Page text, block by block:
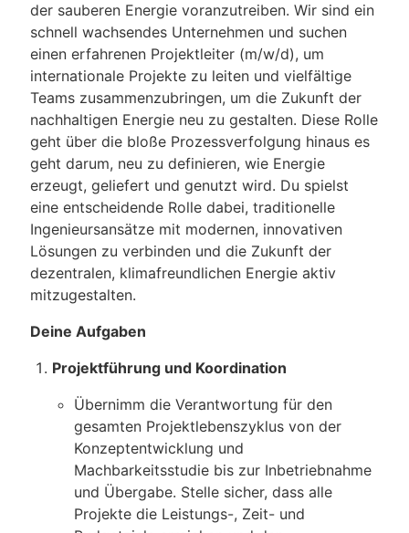
der sauberen Energie voranzutreiben. Wir sind ein
schnell wachsendes Unternehmen und suchen
einen erfahrenen Projektleiter (m/w/d), um
internationale Projekte zu leiten und vielfältige
Teams zusammenzubringen, um die Zukunft der
nachhaltigen Energie neu zu gestalten. Diese Rolle
geht über die bloße Prozessverfolgung hinaus es
geht darum, neu zu definieren, wie Energie
erzeugt, geliefert und genutzt wird. Du spielst
eine entscheidende Rolle dabei, traditionelle
Ingenieursansätze mit modernen, innovativen
Lösungen zu verbinden und die Zukunft der
dezentralen, klimafreundlichen Energie aktiv
mitzugestalten.
Deine Aufgaben
Projektführung und Koordination
Übernimm die Verantwortung für den
gesamten Projektlebenszyklus von der
Konzeptentwicklung und
Machbarkeitsstudie bis zur Inbetriebnahme
und Übergabe. Stelle sicher, dass alle
Projekte die Leistungs-, Zeit- und